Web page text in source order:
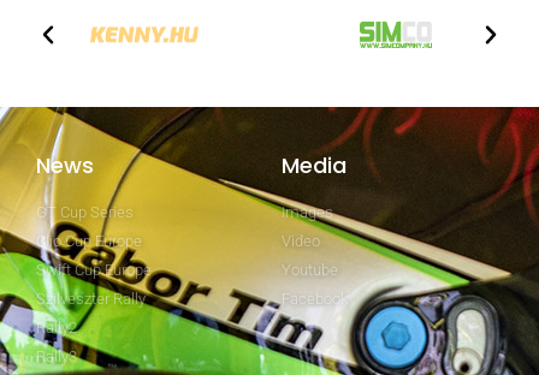
News
GT Cup Series
Clio Cup Europe
Swift Cup Europe
Szilveszter Rally
Rally2
Rally3
Media
Images
Video
Youtube
Facebook